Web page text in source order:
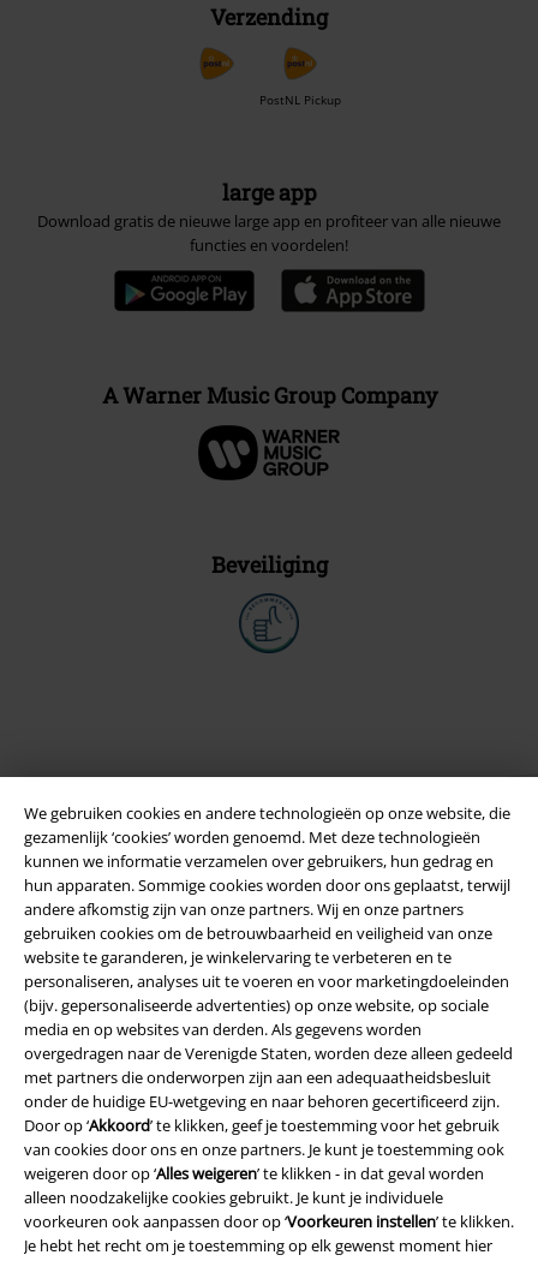
We gebruiken cookies en andere technologieën op onze website, die
gezamenlijk ‘cookies’ worden genoemd. Met deze technologieën
kunnen we informatie verzamelen over gebruikers, hun gedrag en
hun apparaten. Sommige cookies worden door ons geplaatst, terwijl
andere afkomstig zijn van onze partners. Wij en onze partners
gebruiken cookies om de betrouwbaarheid en veiligheid van onze
website te garanderen, je winkelervaring te verbeteren en te
personaliseren, analyses uit te voeren en voor marketingdoeleinden
(bijv. gepersonaliseerde advertenties) op onze website, op sociale
media en op websites van derden. Als gegevens worden
overgedragen naar de Verenigde Staten, worden deze alleen gedeeld
met partners die onderworpen zijn aan een adequaatheidsbesluit
onder de huidige EU-wetgeving en naar behoren gecertificeerd zijn.
Door op ‘Akkoord’ te klikken, geef je toestemming voor het gebruik
van cookies door ons en onze partners. Je kunt je toestemming ook
weigeren door op ‘Alles weigeren’ te klikken - in dat geval worden
alleen noodzakelijke cookies gebruikt. Je kunt je individuele
voorkeuren ook aanpassen door op ‘Voorkeuren instellen’ te klikken.
Je hebt het recht om je toestemming op elk gewenst moment hier
Verzending
PostNL Pickup
large app
Download gratis de nieuwe large app en profiteer van alle nieuwe
functies en voordelen!
A Warner Music Group Company
Beveiliging
Legal
Algemene Voorwaarden
Bedrijfsgegevens
Privacyverklaring
Verklaring van conformiteit
Informatie over toegankelijkheid
Cookie-instellingen